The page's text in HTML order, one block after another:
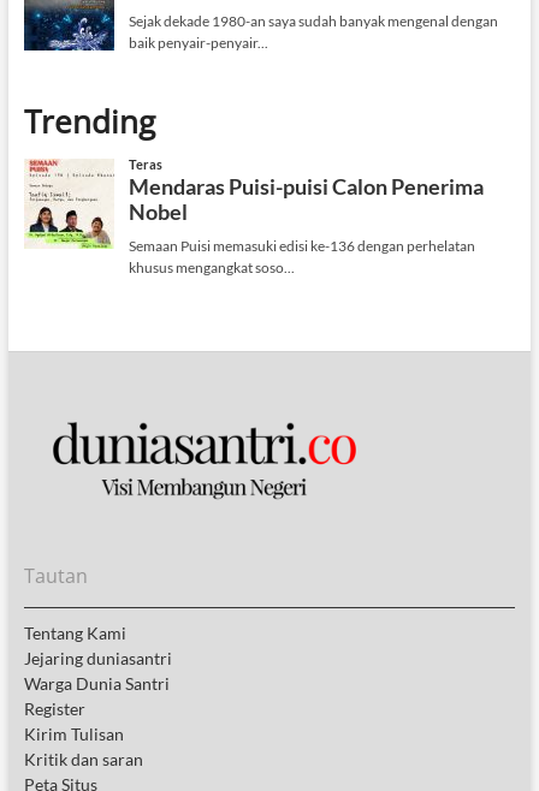
Trending
Tautan
Tentang Kami
Jejaring duniasantri
Warga Dunia Santri
Register
Kirim Tulisan
Kritik dan saran
Peta Situs